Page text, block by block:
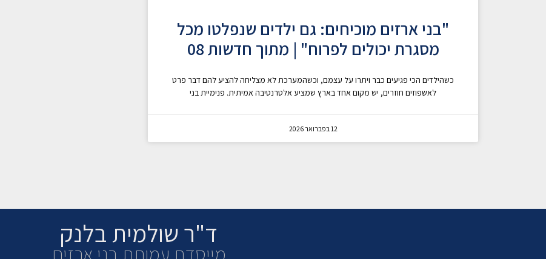
"בני ארזים מוכיחים: גם ילדים שנפלטו מכל
מסגרת יכולים לפרוח" | מתוך חדשות 08
כשהילדים הכי פגיעים כבר ויתרו על עצמם, וכשהמערכת לא מצליחה להציע להם דבר פרט
לאשפוזים חוזרים, יש מקום אחד בארץ שמציע אלטרנטיבה אמיתית. פנימיית בני
12 בפברואר 2026
ד"ר שולמית בלנק
מייסדת עמותת בני ארזים